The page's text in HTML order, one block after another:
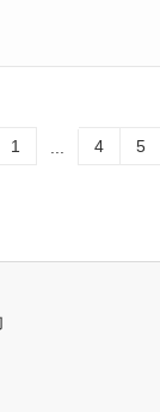
1 4 5